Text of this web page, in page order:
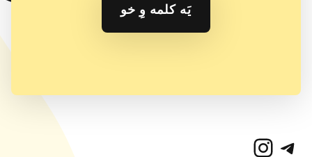
یَه کلمه وِ خو
تلگراماینستاگرم